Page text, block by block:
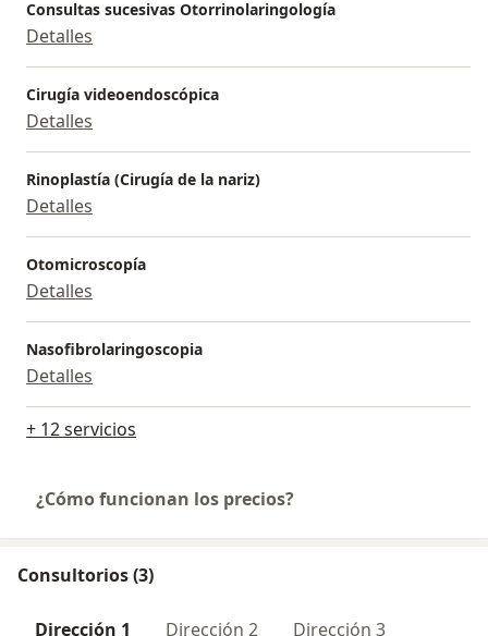
Consultas sucesivas Otorrinolaringología
Detalles
Cirugía videoendoscópica
Detalles
Rinoplastía (Cirugía de la nariz)
Detalles
Otomicroscopía
Detalles
Nasofibrolaringoscopia
Detalles
+ 12 servicios
¿Cómo funcionan los precios?
Consultorios (3)
Dirección 1 Dirección 2 Dirección 3